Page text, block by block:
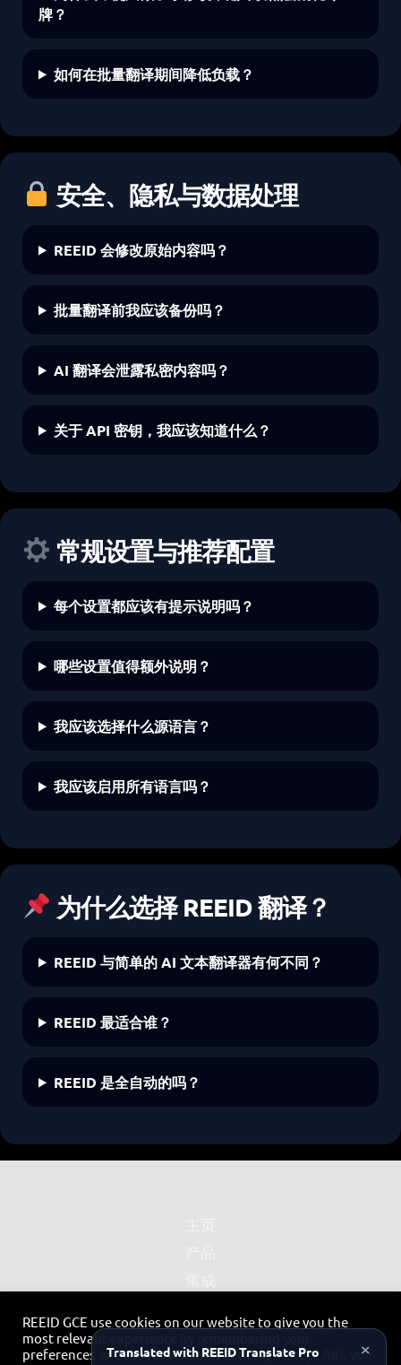
牌？
如何在批量翻译期间降低负载？
安全、隐私与数据处理
REEID 会修改原始内容吗？
批量翻译前我应该备份吗？
AI 翻译会泄露私密内容吗？
关于 API 密钥，我应该知道什么？
常规设置与推荐配置
每个设置都应该有提示说明吗？
哪些设置值得额外说明？
我应该选择什么源语言？
我应该启用所有语言吗？
为什么选择 REEID 翻译？
REEID 与简单的 AI 文本翻译器有何不同？
REEID 最适合谁？
REEID 是全自动的吗？
隐私政策
REEID GCE use cookies on our website to give you the
most relevant experience by remembering your
preferences and repeat visits. By clicking “Accept All”, you
×
Translated with REEID Translate Pro